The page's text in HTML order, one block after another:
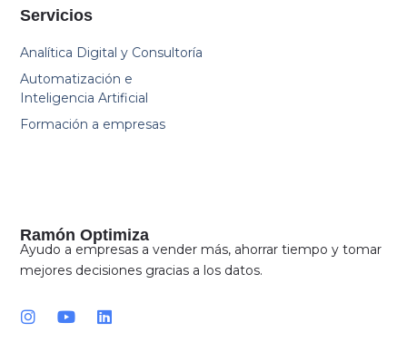
Ramón Optimiza
Ayudo a empresas a vender más, ahorrar tiempo y tomar
mejores decisiones gracias a los datos.
I
Y
L
Servicios
Analítica Digital y Consultoría
Automatización e
Inteligencia Artificial
Formación a empresas